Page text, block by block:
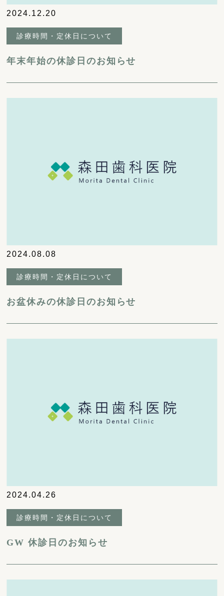
2024.12.20
診療時間・定休日について
年末年始の休診日のお知らせ
2024.08.08
診療時間・定休日について
お盆休みの休診日のお知らせ
2024.04.26
診療時間・定休日について
GW 休診日のお知らせ